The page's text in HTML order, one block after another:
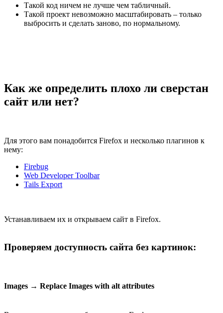
Такой код ничем не лучше чем табличный.
Такой проект невозможно масштабировать – только
выбросить и сделать заново, по нормальному.
Как же определить плохо ли сверстан
сайт или нет?
Для этого вам понадобится Firefox и несколько плагинов к
нему:
Firebug
Web Developer Toolbar
Tails Export
Устанавливаем их и открываем сайт в Firefox.
Проверяем доступность сайта без картинок:
Images → Replace Images with alt attributes